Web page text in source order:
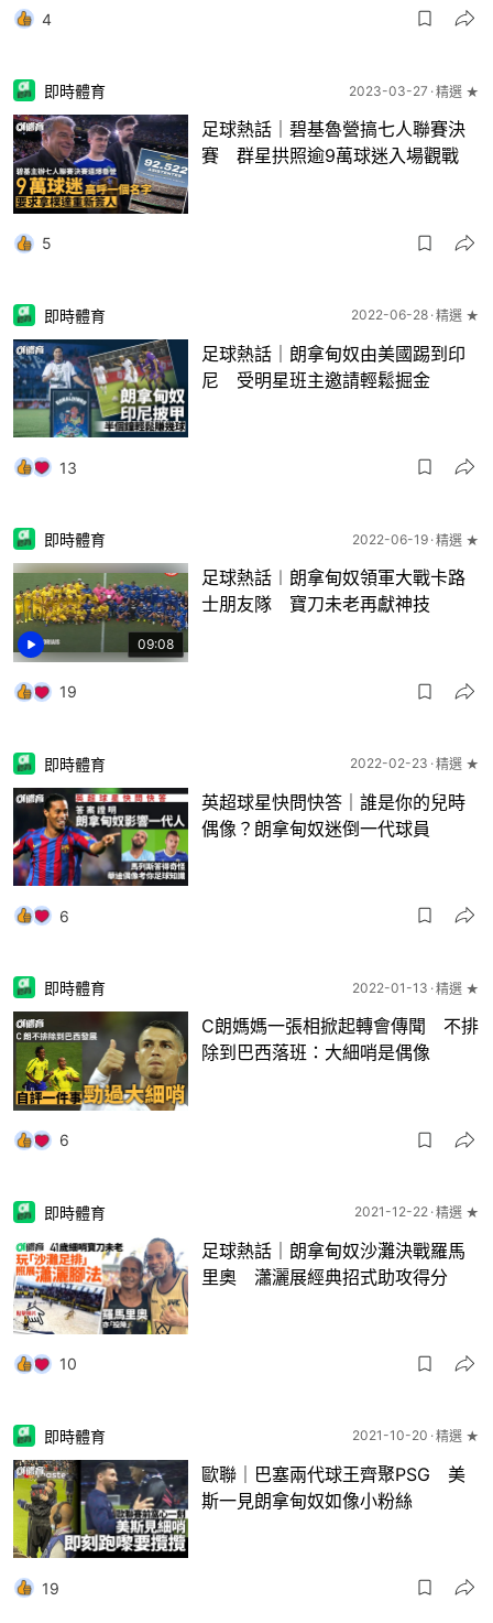
4
即時體育 2023-03-27 精選 ★
足球熱話｜碧基魯營搞七人聯賽決
賽 群星拱照逾9萬球迷入場觀戰
5
即時體育 2022-06-28 精選 ★
足球熱話｜朗拿甸奴由美國踢到印
尼 受明星班主邀請輕鬆掘金
13
09:08
即時體育 2022-06-19 精選 ★
足球熱話︱朗拿甸奴領軍大戰卡路
士朋友隊 寶刀未老再獻神技
19
即時體育 2022-02-23 精選 ★
英超球星快問快答｜誰是你的兒時
偶像？朗拿甸奴迷倒一代球員
6
即時體育 2022-01-13 精選 ★
C朗媽媽一張相掀起轉會傳聞 不排
除到巴西落班：大細哨是偶像
6
即時體育 2021-12-22 精選 ★
足球熱話｜朗拿甸奴沙灘決戰羅馬
里奧 瀟灑展經典招式助攻得分
10
即時體育 2021-10-20 精選 ★
歐聯｜巴塞兩代球王齊聚PSG 美
斯一見朗拿甸奴如像小粉絲
19